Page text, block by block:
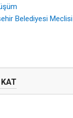
Belediyesi Meclisi